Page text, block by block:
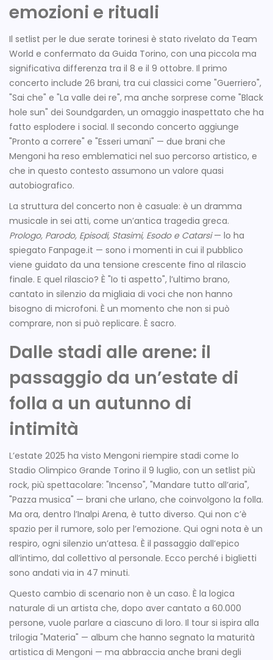
emozioni e rituali
Il setlist per le due serate torinesi è stato rivelato da Team
World e confermato da Guida Torino, con una piccola ma
significativa differenza tra il 8 e il 9 ottobre. Il primo
concerto include 26 brani, tra cui classici come "Guerriero",
"Sai che" e "La valle dei re", ma anche sorprese come "Black
hole sun" dei Soundgarden, un omaggio inaspettato che ha
fatto esplodere i social. Il secondo concerto aggiunge
"Pronto a correre" e "Esseri umani" — due brani che
Mengoni ha reso emblematici nel suo percorso artistico, e
che in questo contesto assumono un valore quasi
autobiografico.
La struttura del concerto non è casuale: è un dramma
musicale in sei atti, come un’antica tragedia greca.
Prologo, Parodo, Episodi, Stasimi, Esodo e Catarsi— lo ha
spiegato Fanpage.it — sono i momenti in cui il pubblico
viene guidato da una tensione crescente fino al rilascio
finale. E quel rilascio? È "Io ti aspetto", l’ultimo brano,
cantato in silenzio da migliaia di voci che non hanno
bisogno di microfoni. È un momento che non si può
comprare, non si può replicare. È sacro.
Dalle stadi alle arene: il
passaggio da un’estate di
folla a un autunno di
intimità
L’estate 2025 ha visto Mengoni riempire stadi come lo
Stadio Olimpico Grande Torino il 9 luglio, con un setlist più
rock, più spettacolare: "Incenso", "Mandare tutto all’aria",
"Pazza musica" — brani che urlano, che coinvolgono la folla.
Ma ora, dentro l’Inalpi Arena, è tutto diverso. Qui non c’è
spazio per il rumore, solo per l’emozione. Qui ogni nota è un
respiro, ogni silenzio un’attesa. È il passaggio dall’epico
all’intimo, dal collettivo al personale. Ecco perché i biglietti
sono andati via in 47 minuti.
Questo cambio di scenario non è un caso. È la logica
naturale di un artista che, dopo aver cantato a 60.000
persone, vuole parlare a ciascuno di loro. Il tour si ispira alla
trilogia "Materia" — album che hanno segnato la maturità
artistica di Mengoni — ma abbraccia anche brani degli